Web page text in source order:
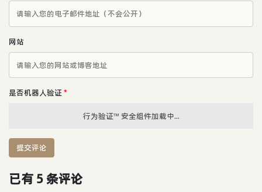
网站
是否机器人验证 *
行为验证™ 安全组件加载中...
提交评论
已有 5 条评论